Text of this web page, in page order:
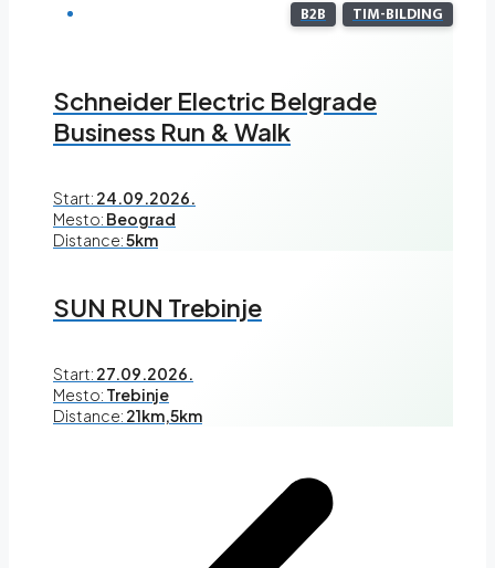
B2B TIM-BILDING
Schneider Electric Belgrade
Business Run & Walk
Start: 24.09.2026.
Mesto: Beograd
Distance:5km
SUN RUN Trebinje
Start: 27.09.2026.
Mesto: Trebinje
Distance: 21km,5km